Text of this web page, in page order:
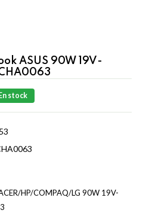
ASUS 90W 19V-
En stock
HP/COMPAQ/LG 90W 19V-